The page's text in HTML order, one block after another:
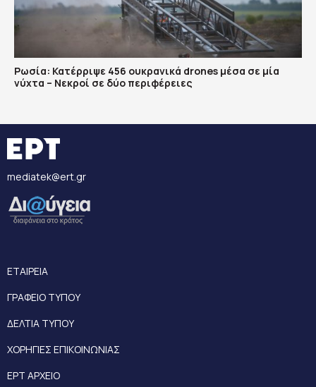
Ρωσία: Κατέρριψε 456 ουκρανικά drones μέσα σε μία
νύχτα – Νεκροί σε δύο περιφέρειες
mediatek@ert.gr
ΕΤΑΙΡΕΙΑ
ΓΡΑΦΕΙΟ ΤΥΠΟΥ
ΔΕΛΤΙΑ ΤΥΠΟΥ
ΧΟΡΗΓΙΕΣ ΕΠΙΚΟΙΝΩΝΙΑΣ
ΕΡΤ ΑΡΧΕΙΟ